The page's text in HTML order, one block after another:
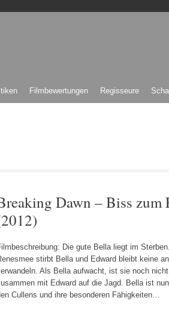
Filmbewertungen Regisseure
Dawn – Biss zum
Die gute Bella liegt im
stirbt Bella und Edward bleibt keine
Als Bella aufwacht, ist sie noch
mit Edward auf die Jagd. Bella ist
Cullens und ihre besonderen Fähigkeiten…